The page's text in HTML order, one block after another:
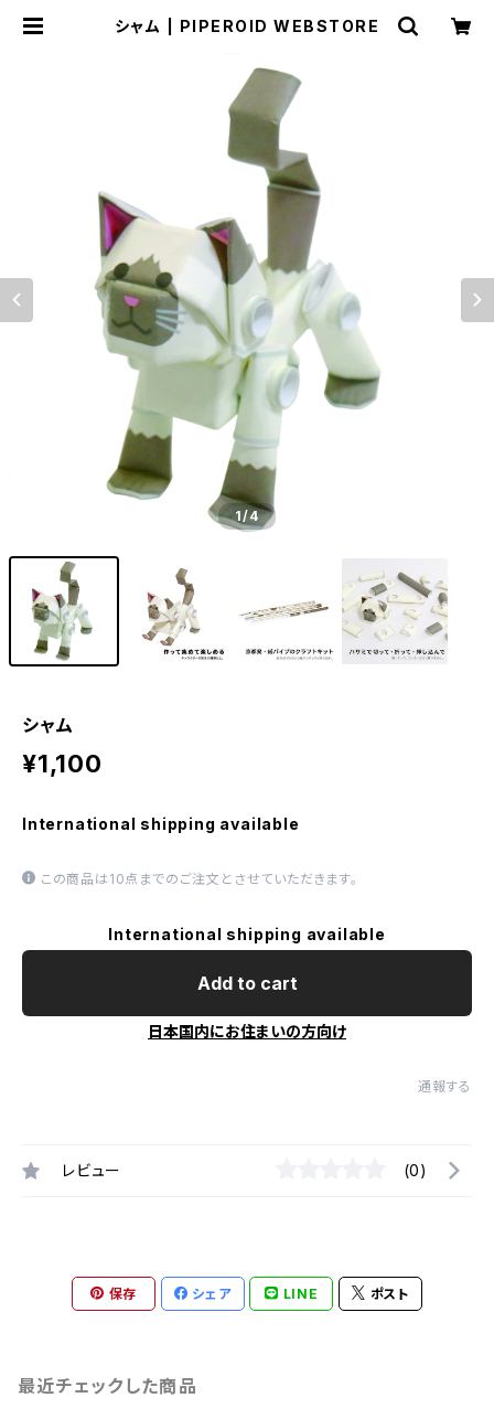
シャム | PIPEROID WEBSTORE
1/4
シャム
¥1,100
International shipping available
この商品は10点までのご注文とさせていただきます。
International shipping available
Add to cart
日本国内にお住まいの方向け
通報する
レビュー (0)
保存 シェア LINE ポスト
最近チェックした商品